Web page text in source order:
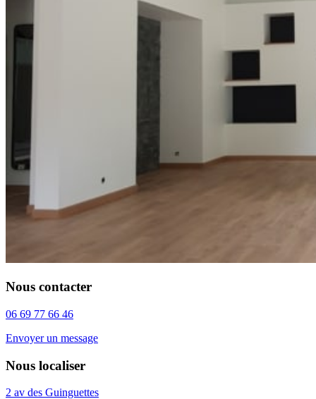
Nous contacter
06 69 77 66 46
Envoyer un message
Nous localiser
2 av des Guinguettes